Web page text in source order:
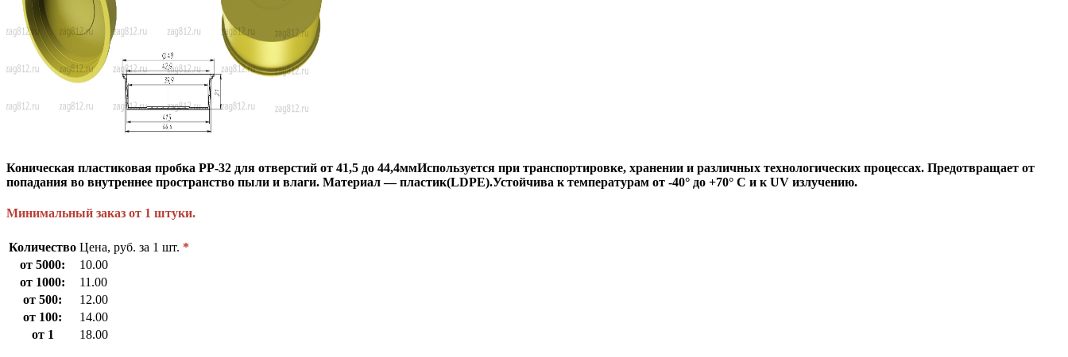
Коническая пластиковая пробка PP-32 для отверстий от 41,5 до 44,4ммИспользуется при транспортировке, хранении и различных технологических процессах. Предотвращает от
попадания во внутреннее пространство пыли и влаги. Материал — пластик(LDPE).Устойчива к температурам от -40° до +70° C и к UV излучению.
Минимальный заказ от 1 штуки.
Количество Цена, руб. за 1 шт. *
от 5000:
10.00
от 1000:
11.00
от 500:
12.00
от 100:
14.00
от 1
18.00